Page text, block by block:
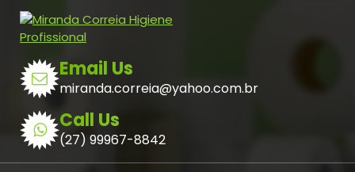
Email Us
miranda.correia@yahoo.com.br
Call Us
(27) 99967-8842